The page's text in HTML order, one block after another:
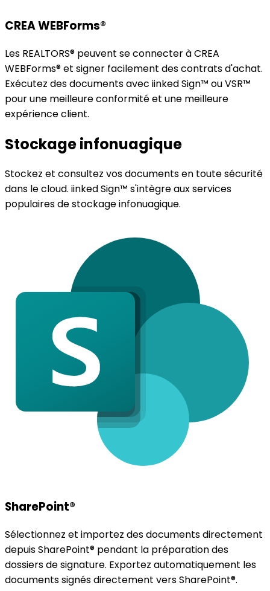
CREA WEBForms®
Les REALTORS® peuvent se connecter à CREA
WEBForms® et signer facilement des contrats d'achat.
Exécutez des documents avec iinked Sign™ ou VSR™
pour une meilleure conformité et une meilleure
expérience client.
Stockage infonuagique
Stockez et consultez vos documents en toute sécurité
dans le cloud. iinked Sign™ s'intègre aux services
populaires de stockage infonuagique.
SharePoint®
Sélectionnez et importez des documents directement
depuis SharePoint® pendant la préparation des
dossiers de signature. Exportez automatiquement les
documents signés directement vers SharePoint®.